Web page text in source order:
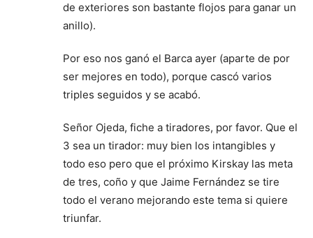
de exteriores son bastante flojos para ganar un
anillo).
Por eso nos ganó el Barca ayer (aparte de por
ser mejores en todo), porque cascó varios
triples seguidos y se acabó.
Señor Ojeda, fiche a tiradores, por favor. Que el
3 sea un tirador: muy bien los intangibles y
todo eso pero que el próximo Kirskay las meta
de tres, coño y que Jaime Fernández se tire
todo el verano mejorando este tema si quiere
triunfar.